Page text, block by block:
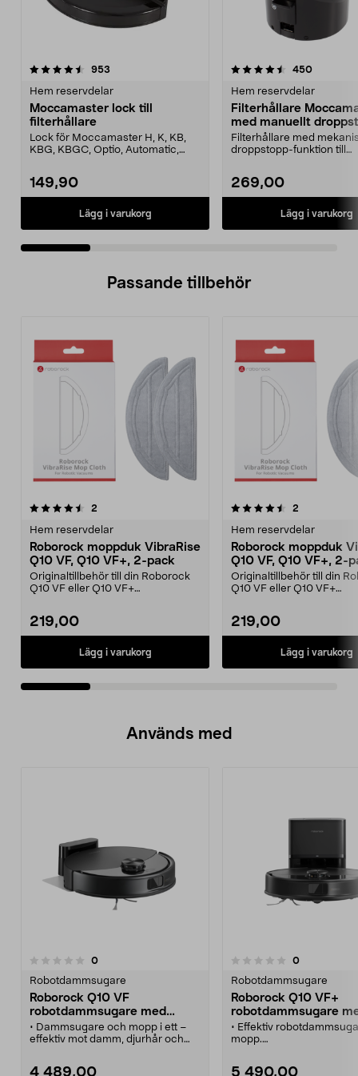
953
Hem reservdelar
Moccamaster lock till
filterhållare
Lock för Moccamaster H, K, KB,
KBG, KBGC, Optio, Automatic,
149,90
Lägg i varukorg
4.5 av 5 stjärnor 450
Hem reservdelar
Filterhållare
med manuellt
Filterhållare med
droppstopp-funktion till
269,00
Lägg i varukorg
4.5 av 5 stjärnor
Passande tillbehör
2
Hem reservdelar
Roborock moppduk VibraRise
Q10 VF, Q10 VF+, 2-pack
Originaltillbehör till din Roborock
Q10 VF eller Q10 VF+
219,00
Lägg i varukorg
4.5av 5 stjärnor 2
Hem reservdelar
Roborock moppduk
Q10 VF, Q10 VF+, 2-
Originaltillbehör till din
Q10 VF eller Q10 VF+
219,00
Lägg i varukorg
4.5av 5 stjärnor
Används med
0recensioner
Robotdammsugare
Roborock Q10 VF
robotdammsugare med
mopp
• Dammsugare och mopp i ett –
effektiv mot damm, djurhår och
4 489,00
0.0 av 5 stjärnor 0recensioner
Robotdammsugare
Roborock Q10 VF+
robotdammsugare
mopp och station
• Effektiv
mopp.
5 490,00